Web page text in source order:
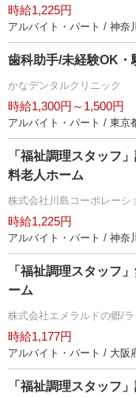
時給1,225円
アルバイト・パート / 神奈
歯科助手/未経験OK・
かなデンタルクリニック
時給1,300円～1,500円
アルバイト・パート / 東京
「福祉調理スタッフ
料老人ホーム
株式会社川島コーポレーシ
時給1,225円
アルバイト・パート / 神奈
「福祉調理スタッフ
ーム
株式会社エメラルドの郷/
時給1,177円
アルバイト・パート / 大阪
「福祉調理スタッフ